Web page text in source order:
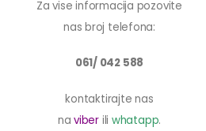
Za vise informacija pozovite
nas broj telefona:
061/ 042 588
kontaktirajte nas
naviber ili whatapp.